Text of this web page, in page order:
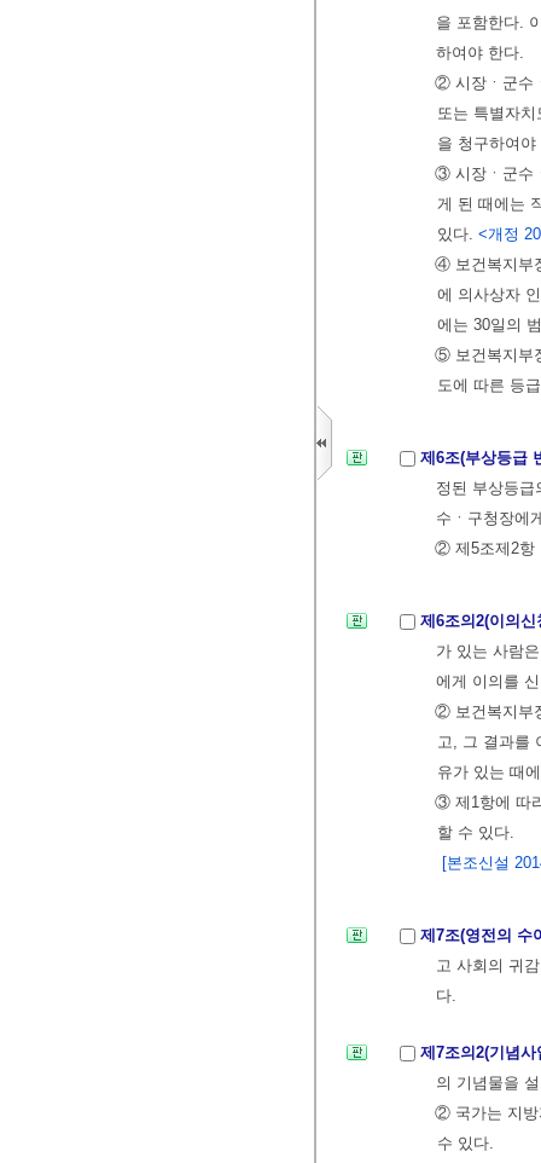
을 포함한다.
하여야 한다.
② 시장ㆍ군수
또는 특별자
을 청구하여
③ 시장ㆍ군수
게 된 때에는
있다. <개정
④ 보건복지부
에 의사상자
에는 30일의
⑤ 보건복지부
도에 따른 등
제6조(부상등급
정된 부상등
수ㆍ구청장에
② 제5조제2항
제6조의2(이의
가 있는 사람
에게 이의를
② 보건복지부
고, 그 결과를
유가 있는 때
③ 제1항에 따
할 수 있다.
[본조신설
제7조(영전의 수
고 사회의 귀
다.
제7조의2(기념
의 기념물을
② 국가는 지방
수 있다.